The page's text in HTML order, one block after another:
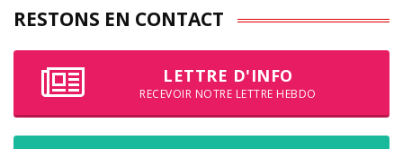
RESTONS EN CONTACT
LETTRE D'INFO
RECEVOIR NOTRE LETTRE HEBDO